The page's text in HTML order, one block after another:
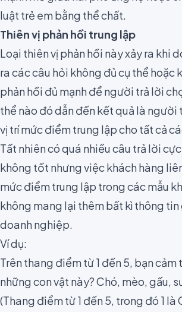
luật trẻ em bằng thể chất.
Thiên vị phản hồi trung lập
Loại thiên vị phản hồi này xảy ra khi
ra các câu hỏi không đủ cụ thể hoặc
phản hồi đủ mạnh để người trả lời
thể nào đó dẫn đến kết quả là người
vị trí mức điểm trung lập cho tất cả
Tất nhiên có quá nhiều câu trả lời
không tốt nhưng việc khách hàng
mức điểm trung lập trong các mẫu
không mang lại thêm bất kì thông tin
doanh nghiệp.
Ví dụ:
Trên thang điểm từ 1 đến 5, bạn cảm
những con vật này? Chó, mèo, gấu,
(Thang điểm từ 1 đến 5, trong đó 1 là